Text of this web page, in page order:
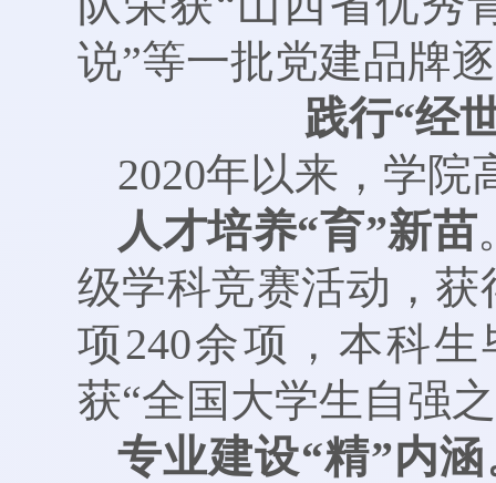
说”等一批党建品牌
践行“经
2020年以来，学院
人才培养“育”新苗
级学科竞赛活动，
项240余项，本科
获“全国大学生自强
专业建设“精”内